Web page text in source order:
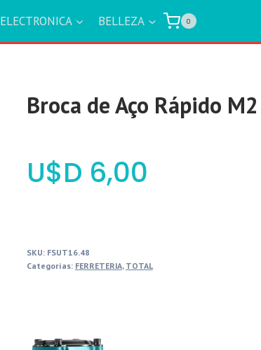
ELECTRONICA BELLEZA 0
Broca de Aço Rápido
$ 6,00
SKU: FSUT16.48
Categorías: FERRETERIA, TOTAL